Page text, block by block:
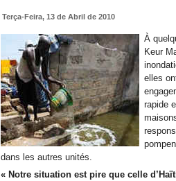
Terça-Feira, 13 de Abril de 2010
À
Keur
elles
rapide
dans les autres unités.
« Notre situation est pire que celle